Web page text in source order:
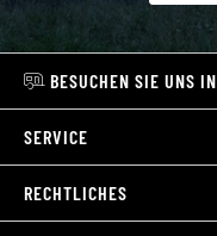
BESUCHEN SIE UNS
SERVICE
RECHTLICHES